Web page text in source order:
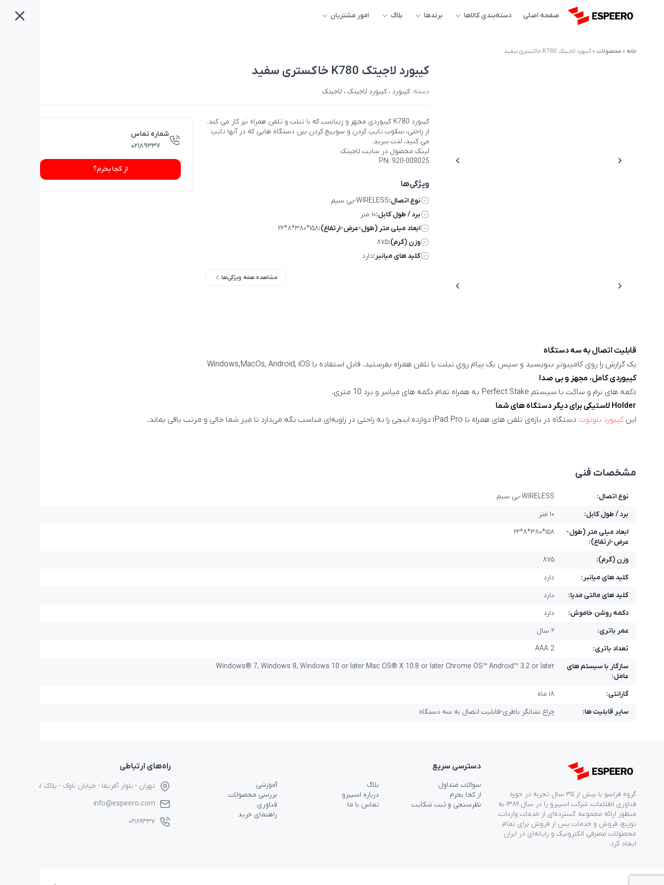
صفحه اصلی دسته‌بندی کالاها برندها بلاگ امور مشتریان
خانه » محصولات»کیبورد لاجیتک K780 خاکستری سفید
کیبورد لاجیتک K780 خاکستری سفید
دسته: کیبورد ، کیبورد لاجیتک، لاجیتک
کیبورد K780 کیبوردی مجهز و زیباست که با تبلت و تلفن همراه نیز کار می کند.
از راحتی، سکوت تایپ کردن و سوییچ کردن بین دستگاه هایی که در آنها تایپ
می کنید، لذت ببرید.
لینک محصول در سایت لاجیتک
PN: 920-008025
ویژگی‌ها
نوع اتصال:WIRELESS-بی سیم
برد / طول کابل:۱۰ متر
ابعاد میلی متر (طول-عرض-ارتفاع):۱۵۸*۳۸۰*۸*۲۲
وزن (گرم):۸۷۵
کلید های میانبر:دارد
مشاهده همه ویژگی‌ها
شماره تماس
۰۲۱۸۹۳۳۷
از کجا بخرم؟
قابلیت اتصال به سه دستگاه
یک گزارش را روی کامپیوتر بنویسید و سپس یک پیام روی تبلت یا تلفن همراه بفرستید. قابل استفاده با Windows,MacOs, Android, iOS
کیبوردی کامل، مجهز و بی صدا
دکمه های نرم و ساکت با سیستم Perfect Stake به همراه تمام دکمه های میانبر و برد 10 متری.
این کیبورد بلوتوث دستگاه در بازه‌ی تلفن های همراه تا iPad Pro دوازده اینچی را به راحتی در زاویه‌ای مناسب نگه می‌دارد تا میز شما خالی و مرتب باقی بماند.
مشخصات فنی
نوع اتصال:
WIRELESS-بی سیم
برد / طول کابل:
۱۰ متر
ابعاد میلی متر (طول-
عرض-ارتفاع):
۱۵۸*۳۸۰*۸*۲۲
وزن (گرم):
۸۷۵
کلید های میانبر:
دارد
کلید های مالتی مدیا:
دارد
دکمه روشن خاموش:
دارد
عمر باتری:
۲ سال
تعداد باتری:
2 AAA
سازگار با سیستم های
عامل:
Windows® 7, Windows 8, Windows 10 or later Mac OS® X 10.8 or later Chrome OS™ Android™ 3.2 or later
گارانتی:
۱۸ ماه
سایر قابلیت ها:
چراغ نشانگر باطری-قابلیت اتصال به سه دستگاه
گروه فراسو با بیش از ۳۵ سال تجربه در حوزه
فناوری اطلاعات، شرکت اسپیرو را در سال ۱۳۸۹ به
منظور ارائه مجموعه گسترده‌ای از خدمات واردات،
توزیع، فروش و خدمات پس از فروش برای تمام
محصولات مصرفی الکترونیک و رایانه‌ای در ایران
ایجاد کرد.
دسترسی‌ سریع
سوالات متداول
از کجا بخرم
نظرسنجی و ثبت شکایت
بلاگ
درباره اسپیرو
تماس با ما
آموزشی
بررسی محصولات
فناوری
راهنمای خرید
راه‌های ارتباطی
تهران - بلوار آفریقا - خیابان ناوک - پلاک ۱۷
info@espeero.com
۰۲۱۸۹۳۳۷